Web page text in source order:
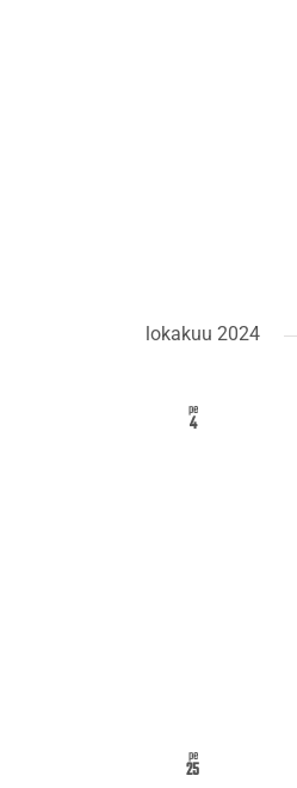
lokakuu 2024
pe
4
pe
25